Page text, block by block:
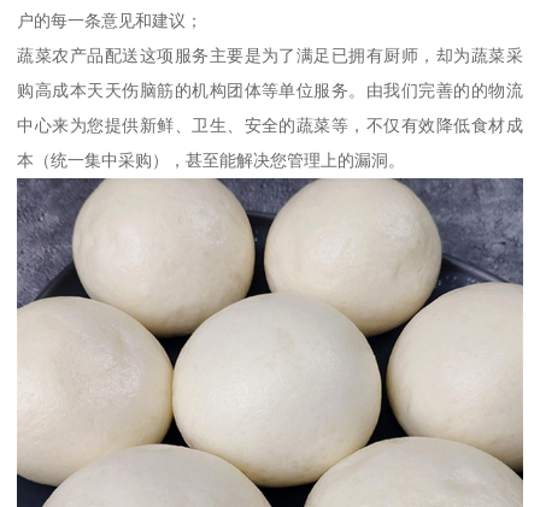
户的每一条意见和建议；
蔬菜农产品配送这项服务主要是为了满足已拥有厨师，却为蔬菜采
购高成本天天伤脑筋的机构团体等单位服务。由我们完善的的物流
中心来为您提供新鲜、卫生、安全的蔬菜等，不仅有效降低食材成
本（统一集中采购），甚至能解决您管理上的漏洞。